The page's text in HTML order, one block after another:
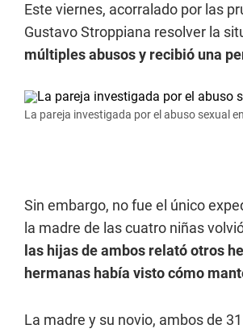
Este viernes, acorralado por las
Gustavo Stroppiana resolver la
múltiples abusos y recibió una
La pareja investigada por el abuso sexual
Sin embargo, no fue el único
la madre de las cuatro niñas
las hijas de ambos relató otros
hermanas había visto cómo
La madre y su novio, ambos de